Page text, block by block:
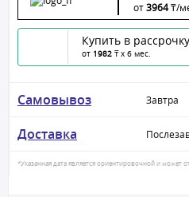
от3964₸/
Купить в рассрочку
от 1982 ₸ x 6 мес.
Самовывоз Завтра
Доставка
*Указанная дата является ориентировочной и может